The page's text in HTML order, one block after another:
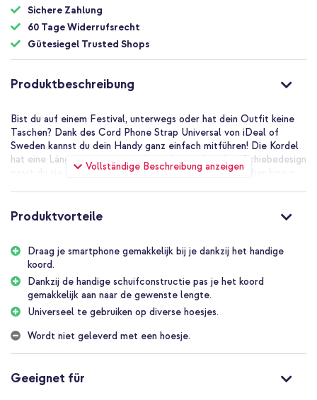
Sichere Zahlung
60 Tage Widerrufsrecht
Gütesiegel Trusted Shops
Produktbeschreibung
Vollständige Beschreibung anzeigen
Bist du auf einem Festival, unterwegs oder hat dein Outfit keine
Taschen? Dank des Cord Phone Strap Universal von iDeal of
Sweden kannst du dein Handy ganz einfach mitführen! Die Kordel
hat eine Länge von 140 cm und mit dem praktischen Schiebedesign
passt du sie einfach an die gewünschte Länge an. Darüber hinaus
richtige Länge einstellen. Stellen Sie es lang ein, wenn Sie die
Hülle quer über der Brust tragen wollen, und kürzer, wenn Sie es
lieber um den Hals oder um das Handgelenk tragen.
Immer die Hände frei
Egal, ob beim Tanzen auf einem Festival, bei einem genüsslichen
Strandtag oder bei Hausarbeiten: Dank der Kordel hast du dein
Universell
Produktvorteile
Draag je smartphone gemakkelijk bij je dankzij het handige
koord.
Dankzij de handige schuifconstructie pas je het koord
gemakkelijk aan naar de gewenste lengte.
Universeel te gebruiken op diverse hoesjes.
Wordt niet geleverd met een hoesje.
Geeignet für